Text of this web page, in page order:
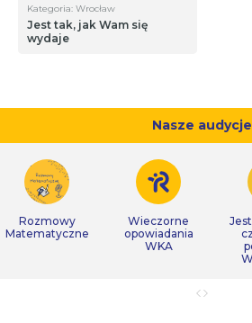
Kategoria: Wrocław
Jest tak, jak Wam się
wydaje
Nasze audycje
Rozmowy
Matematyczne
Wieczorne
opowiadania
WKA